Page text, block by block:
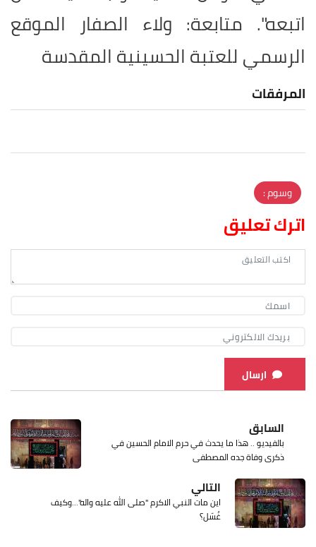
اتبعه". متابعة: ولاء الصفار الموقع
الرسمي للعتبة الحسينية المقدسة
المرفقات
وسوم :
اترك تعليق
ارسال
السابق
بالفيديو .. هذا ما يحدث في حرم الامام الحسين في
ذكرى وفاة جده المصطفى
التالي
اين مات النبي الاكرم "صلى الله عليه واله"...وكيف
غُسّل؟